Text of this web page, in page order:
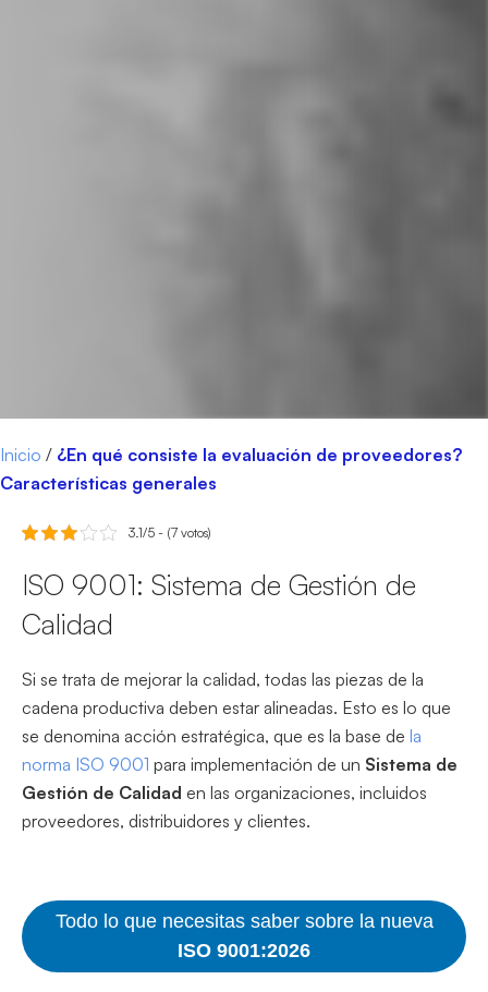
Inicio / ¿En qué consiste la evaluación de proveedores?
Características generales
3.1/5 - (7 votos)
ISO 9001: Sistema de Gestión de
Calidad
Si se trata de mejorar la calidad, todas las piezas de la
cadena productiva deben estar alineadas. Esto es lo que
se denomina acción estratégica, que es la base de la
norma ISO 9001 para implementación de un Sistema de
Gestión de Calidad en las organizaciones, incluidos
proveedores, distribuidores y clientes.
Todo lo que necesitas saber sobre la nueva
ISO 9001:2026